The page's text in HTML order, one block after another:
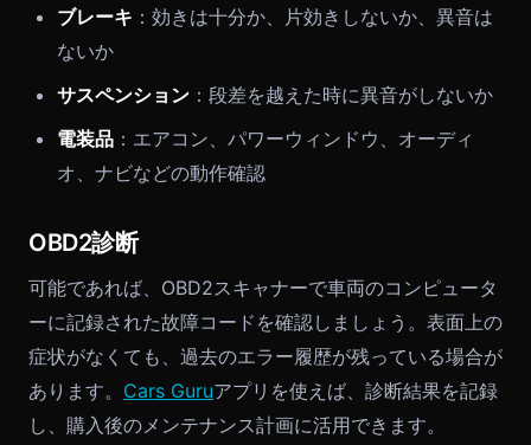
ブレーキ ：効きは十分か、片効きしないか、異音は
ないか
サスペンション ：段差を越えた時に異音がしないか
電装品 ：エアコン、パワーウィンドウ、オーディ
オ、ナビなどの動作確認
OBD2診断
可能であれば、OBD2スキャナーで車両のコンピュータ
ーに記録された故障コードを確認しましょう。表面上の
症状がなくても、過去のエラー履歴が残っている場合が
あります。 Cars Guruアプリを使えば、診断結果を記録
し、購入後のメンテナンス計画に活用できます。